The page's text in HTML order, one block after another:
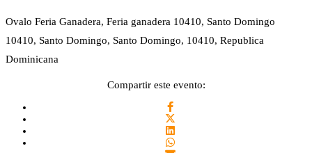
Ovalo Feria Ganadera, Feria ganadera 10410, Santo Domingo
10410, Santo Domingo, Santo Domingo, 10410, Republica
Dominicana
Compartir este evento: